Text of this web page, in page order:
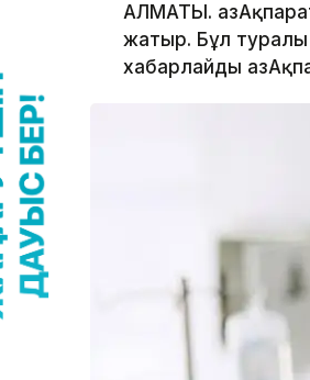
АЛМАТЫ.
жатыр. Бұл
хабарлайды